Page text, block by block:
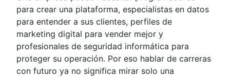
para crear una plataforma, especialistas en datos
para entender a sus clientes, perfiles de
marketing digital para vender mejor y
profesionales de seguridad informática para
proteger su operación. Por eso hablar de carreras
con futuro ya no significa mirar solo una